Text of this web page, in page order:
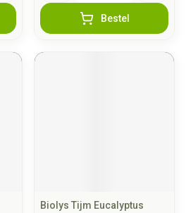
Bestel
Biolys Tijm Eucalyptus